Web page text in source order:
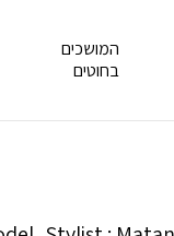
המושכים
בחוטים